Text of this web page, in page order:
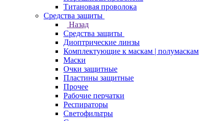
Титановая проволока
Средства защиты
Назад
Средства защиты
Диоптрические линзы
Комплектующие к маскам | полумаскам
Маски
Очки защитные
Пластины защитные
Прочее
Рабочие перчатки
Респираторы
Светофильтры